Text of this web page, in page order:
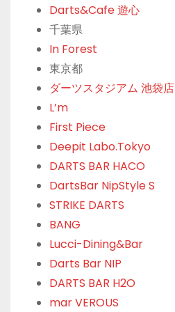
Darts&Cafe 遊心
千葉県
In Forest
東京都
ダーツスタジアム 池袋店
L’m
First Piece
Deepit Labo.Tokyo
DARTS BAR HACO
DartsBar NipStyle S
STRIKE DARTS
BANG
Lucci-Dining&Bar
Darts Bar NIP
DARTS BAR H2O
mar VEROUS